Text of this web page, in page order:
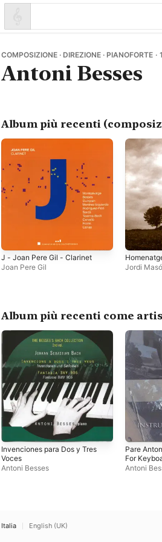
COMPOSIZIONE · DIREZIONE · PIANOFORTE ·
Antoni Besses
Album più recenti
J - Joan Pere Gil - Clarinet
Joan Pere Gil
Jordi Masó
Album più recenti come
Invenciones para Dos y Tres
Voces
Antoni Besses
Pare
For
Antoni
Italia English (UK)